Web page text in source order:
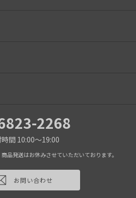
2268
間 10:00～19:00
品発送はお休みさせていただいております。
お問い合わせ